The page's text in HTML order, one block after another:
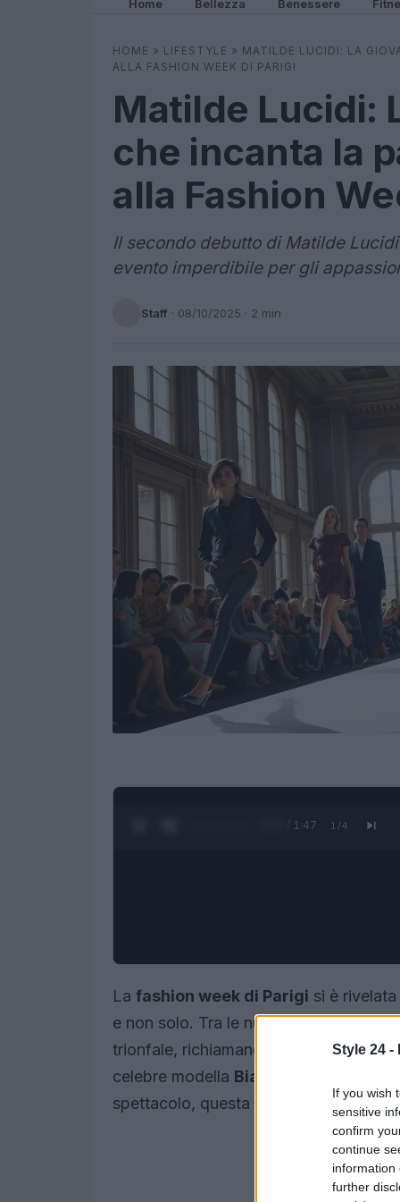
Style 24 -
If you wish
sensitive
confirm
continue
information
further
Home Bellezza Benessere
HOME » LIFESTYLE » MATILDE LUCIDI: LA
ALLA FASHION WEEK DI PARIGI
Matilde Lucidi:
che incanta la
alla Fashion
Il secondo debutto di Matilde
evento imperdibile per gli
Staff · 08/10/2025 · 2 min
0:21 / 1:47 1 /4
La fashion week di Parigi si è
e non solo. Tra le nuove promesse
trionfale, richiamando l’attenzione di
celebre modella Bianca Balti
spettacolo, questa volta per il